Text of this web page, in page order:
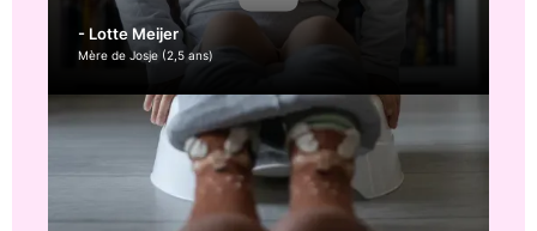
- Lotte Meijer
Mère de Josje (2,5 ans)